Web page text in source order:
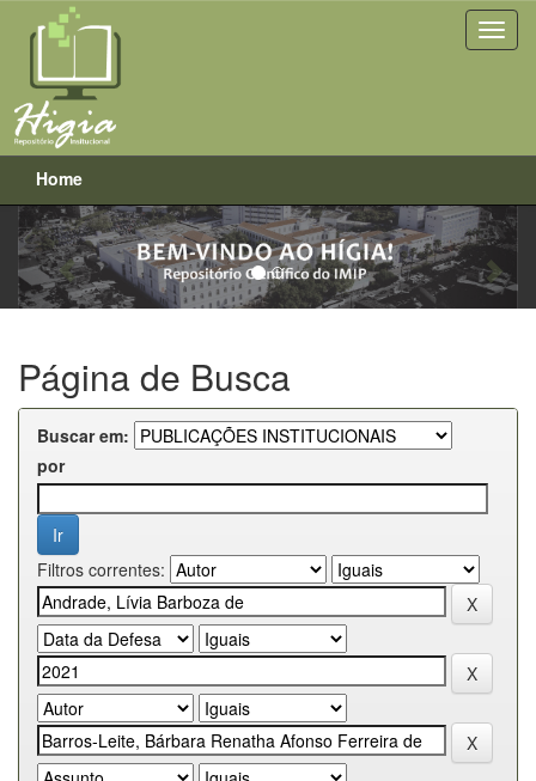
Skip
navigation
Home
Previous Next
Página de Busca
Buscar em:
por
Filtros correntes: